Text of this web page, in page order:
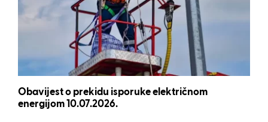
Obavijest o prekidu isporuke električnom
energijom 10.07.2026.